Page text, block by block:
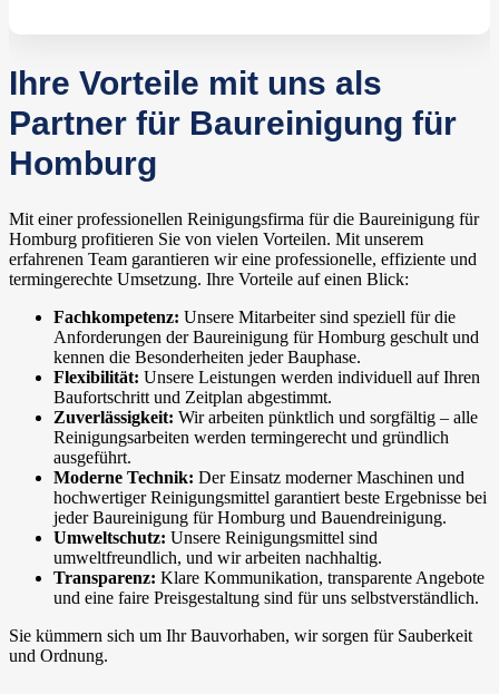
Ihre Vorteile mit uns als
Partner für Baureinigung für
Homburg
Mit einer professionellen Reinigungsfirma für die Baureinigung für
Homburg profitieren Sie von vielen Vorteilen. Mit unserem
erfahrenen Team garantieren wir eine professionelle, effiziente und
termingerechte Umsetzung. Ihre Vorteile auf einen Blick:
Fachkompetenz: Unsere Mitarbeiter sind speziell für die
Anforderungen der Baureinigung für Homburg geschult und
kennen die Besonderheiten jeder Bauphase.
Flexibilität: Unsere Leistungen werden individuell auf Ihren
Baufortschritt und Zeitplan abgestimmt.
Zuverlässigkeit: Wir arbeiten pünktlich und sorgfältig – alle
Reinigungsarbeiten werden termingerecht und gründlich
ausgeführt.
Moderne Technik: Der Einsatz moderner Maschinen und
hochwertiger Reinigungsmittel garantiert beste Ergebnisse bei
jeder Baureinigung für Homburg und Bauendreinigung.
Umweltschutz: Unsere Reinigungsmittel sind
umweltfreundlich, und wir arbeiten nachhaltig.
Transparenz: Klare Kommunikation, transparente Angebote
und eine faire Preisgestaltung sind für uns selbstverständlich.
Sie kümmern sich um Ihr Bauvorhaben, wir sorgen für Sauberkeit
und Ordnung.